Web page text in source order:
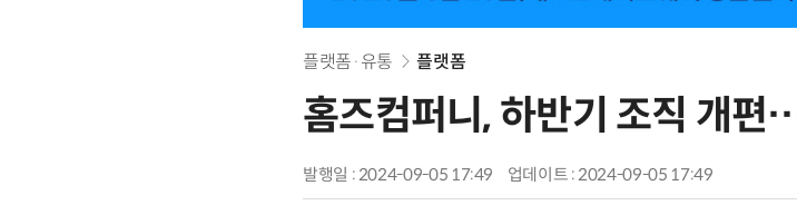
플랫폼·유통 플랫폼
홈즈컴퍼니, 하반기 조직 개편
발행일 : 2024-09-05 17:49 업데이트 : 2024-09-05 17:49